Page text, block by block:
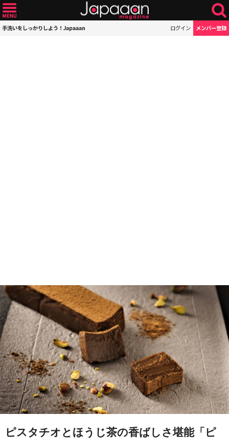
手洗いをしっかりしよう！Japaaan ログイン メンバー登録
ピスタチオとほうじ茶の香ばしさ堪能「ピ